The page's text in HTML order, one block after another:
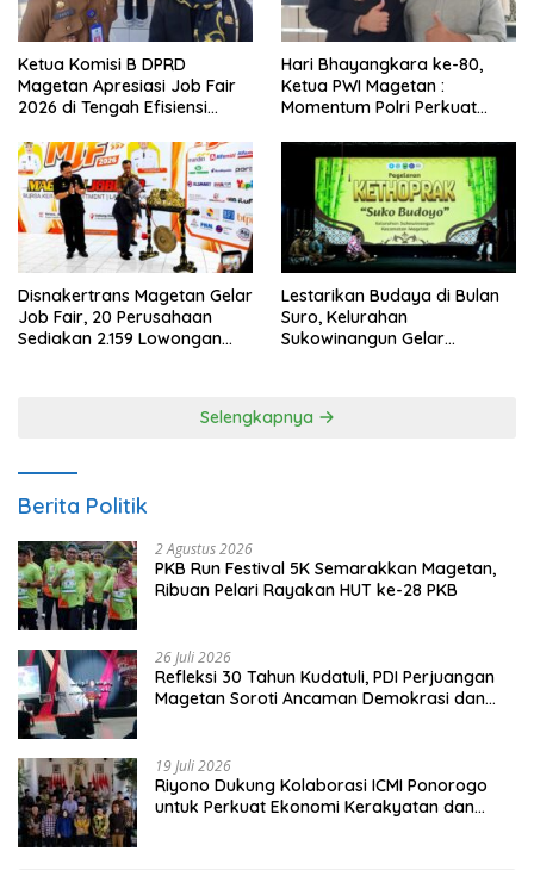
Ketua Komisi B DPRD
Magetan Apresiasi Job Fair
2026 di Tengah Efisiensi
Hari Bhayangkara ke-80,
Ketua PWI Magetan :
Momentum Polri Perkuat
Disnakertrans Magetan Gelar
Job Fair, 20 Perusahaan
Sediakan 2.159 Lowongan
Lestarikan Budaya di Bulan
Suro, Kelurahan
Sukowinangun Gelar
Selengkapnya
Berita Politik
2 Agustus 2026
PKB Run Festival 5K Semarakkan Magetan,
Ribuan Pelari Rayakan HUT ke-28 PKB
26 Juli 2026
Refleksi 30 Tahun Kudatuli, PDI Perjuangan
Magetan Soroti Ancaman Demokrasi dan
19 Juli 2026
Riyono Dukung Kolaborasi ICMI Ponorogo
untuk Perkuat Ekonomi Kerakyatan dan